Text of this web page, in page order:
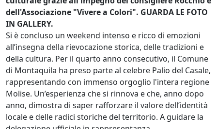
dell'Associazione "Vivere a Colori". GUARDA LE FOTO
IN GALLERY.
​Si è concluso un weekend intenso e ricco di emozioni
all’insegna della rievocazione storica, delle tradizioni e
della cultura. Per il quarto anno consecutivo, il Comune
di Montaquila ha preso parte al celebre Palio del Casale,
rappresentando con immenso orgoglio l'intera regione
Molise. Un’esperienza che si rinnova e che, anno dopo
anno, dimostra di saper rafforzare il valore dell’identità
locale e delle radici storiche del territorio. A guidare la